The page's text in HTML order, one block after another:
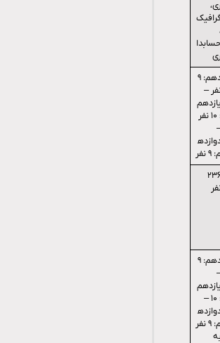
دهم: ۹
نفر
دهم: ۹
نفر